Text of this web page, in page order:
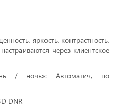
яркость, контрастность,
через клиентское
/ ночь»: Автоматич, по
DNR